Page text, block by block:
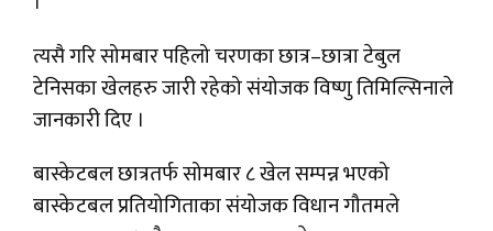
त्यसै गरि सोमबार पहिलो चरणका छात्र–छात्रा टेबुल
टेनिसका खेलहरु जारी रहेको संयोजक विष्णु तिमिल्सिनाले
जानकारी दिए ।
बास्केटबल छात्रतर्फ सोमबार ८ खेल सम्पन्न भएको
बास्केटबल प्रतियोगिताका संयोजक विधान गौतमले